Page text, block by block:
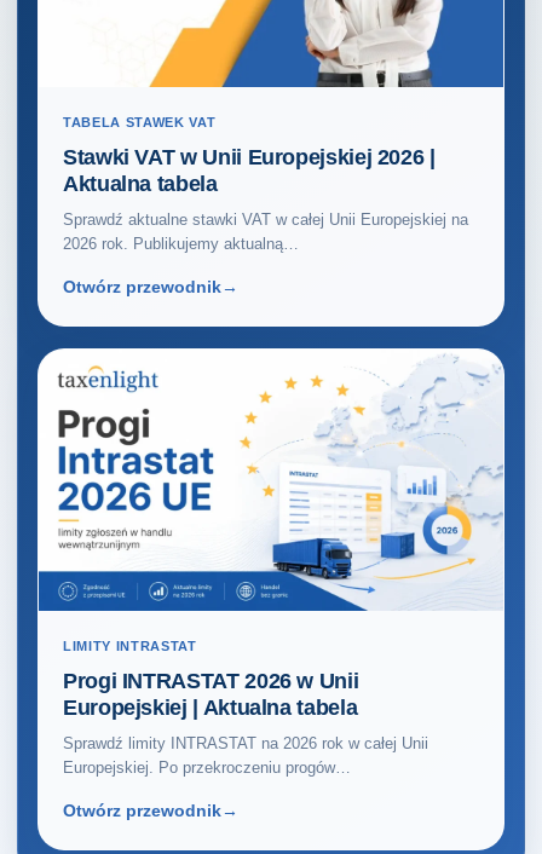
TABELA STAWEK VAT
Stawki VAT w Unii Europejskiej 2026 |
Aktualna tabela
Sprawdź aktualne stawki VAT w całej Unii Europejskiej na
2026 rok. Publikujemy aktualną…
Otwórz przewodnik→
LIMITY INTRASTAT
Progi INTRASTAT 2026 w Unii
Europejskiej | Aktualna tabela
Sprawdź limity INTRASTAT na 2026 rok w całej Unii
Europejskiej. Po przekroczeniu progów…
Otwórz przewodnik→